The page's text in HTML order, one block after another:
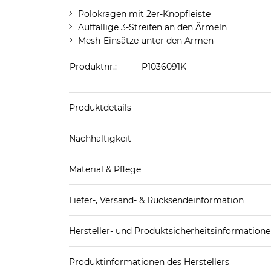
Polokragen mit 2er-Knopfleiste
Auffällige 3-Streifen an den Ärmeln
Mesh-Einsätze unter den Armen
Produktnr.: P1036091K
Produktdetails
Nachhaltigkeit
Mehr Information zu diesen Angaben findest du
Material & Pflege
Pflegekennzeichnung:
Liefer-, Versand- & Rücksendeinformation
Spedition
Hersteller- und
Produktinformationen des Herstellers